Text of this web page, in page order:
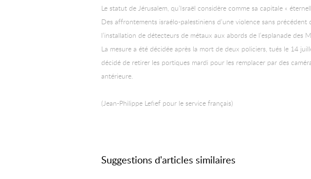
Le statut de Jérusalem, qu’Israël considère comme sa capitale «
Des affrontements israélo-palestiniens d’une violence sans
l’installation de détecteurs de métaux aux abords de l’esplanade des
La mesure a été décidée après la mort de deux policiers, tués le 14
décidé de retirer les portiques mardi pour les remplacer par des
antérieure.
(Jean-Philippe Lefief pour le service français)
Suggestions d'articles similaires